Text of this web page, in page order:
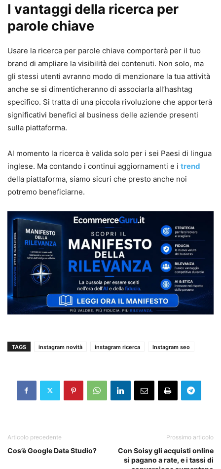
I vantaggi della ricerca per
parole chiave
Usare la ricerca per parole chiave comporterà per il tuo
brand di ampliare la visibilità dei contenuti. Non solo, ma
gli stessi utenti avranno modo di menzionare la tua attività
anche se si dimenticheranno di associarla all’hashtag
specifico. Si tratta di una piccola rivoluzione che apporterà
significativi benefici al business delle aziende presenti
sulla piattaforma.
Al momento la ricerca è valida solo per i sei Paesi di lingua
inglese. Ma contando i continui aggiornamenti e i trend
della piattaforma, siamo sicuri che presto anche noi
potremo beneficiarne.
TAGS instagram novità instagram ricerca Instagram seo
Articolo precedente
Cos’è Google Data Studio?
Prossimo articolo
Con Soisy gli acquisti online
si pagano a rate, e i tassi di